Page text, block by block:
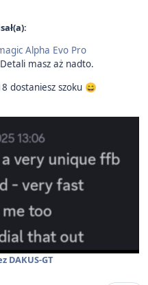
Alpha Evo Pro
masz aż nadto.
dostaniesz szoku 😄
DAKUS-GT